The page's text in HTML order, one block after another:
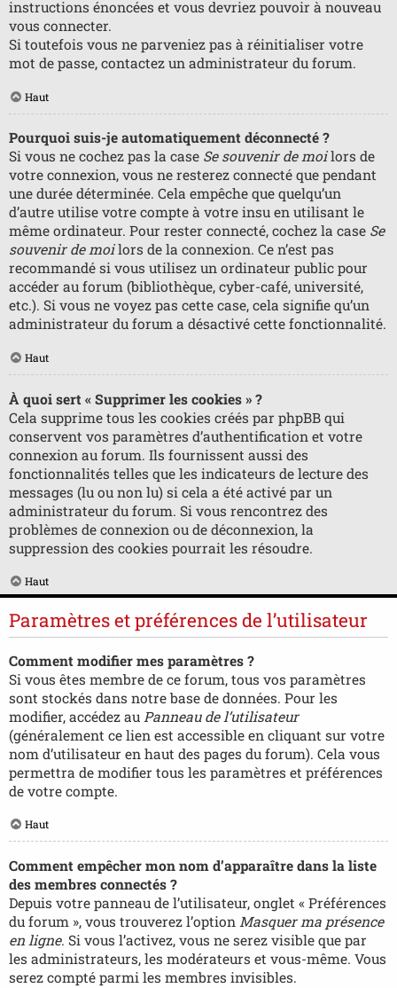
instructions énoncées et vous devriez pouvoir à nouveau
vous connecter.
Si toutefois vous ne parveniez pas à réinitialiser votre
mot de passe, contactez un administrateur du forum.
Haut
Pourquoi suis-je automatiquement déconnecté ?
Si vous ne cochez pas la case Se souvenir de moilors de
votre connexion, vous ne resterez connecté que pendant
une durée déterminée. Cela empêche que quelqu’un
d’autre utilise votre compte à votre insu en utilisant le
même ordinateur. Pour rester connecté, cochez la case Se
souvenir de moilors de la connexion. Ce n’est pas
recommandé si vous utilisez un ordinateur public pour
accéder au forum (bibliothèque, cyber-café, université,
etc.). Si vous ne voyez pas cette case, cela signifie qu’un
administrateur du forum a désactivé cette fonctionnalité.
Haut
À quoi sert « Supprimer les cookies » ?
Cela supprime tous les cookies créés par phpBB qui
conservent vos paramètres d’authentification et votre
connexion au forum. Ils fournissent aussi des
fonctionnalités telles que les indicateurs de lecture des
messages (lu ou non lu) si cela a été activé par un
administrateur du forum. Si vous rencontrez des
problèmes de connexion ou de déconnexion, la
suppression des cookies pourrait les résoudre.
Haut
Paramètres et préférences de l’utilisateur
Comment modifier mes paramètres ?
Si vous êtes membre de ce forum, tous vos paramètres
sont stockés dans notre base de données. Pour les
modifier, accédez au Panneau de l’utilisateur
(généralement ce lien est accessible en cliquant sur votre
nom d’utilisateur en haut des pages du forum). Cela vous
permettra de modifier tous les paramètres et préférences
de votre compte.
Haut
Comment empêcher mon nom d’apparaître dans la liste
des membres connectés ?
Depuis votre panneau de l’utilisateur, onglet « Préférences
du forum », vous trouverez l’option Masquer ma présence
en ligne. Si vous l’activez, vous ne serez visible que par
les administrateurs, les modérateurs et vous-même. Vous
serez compté parmi les membres invisibles.